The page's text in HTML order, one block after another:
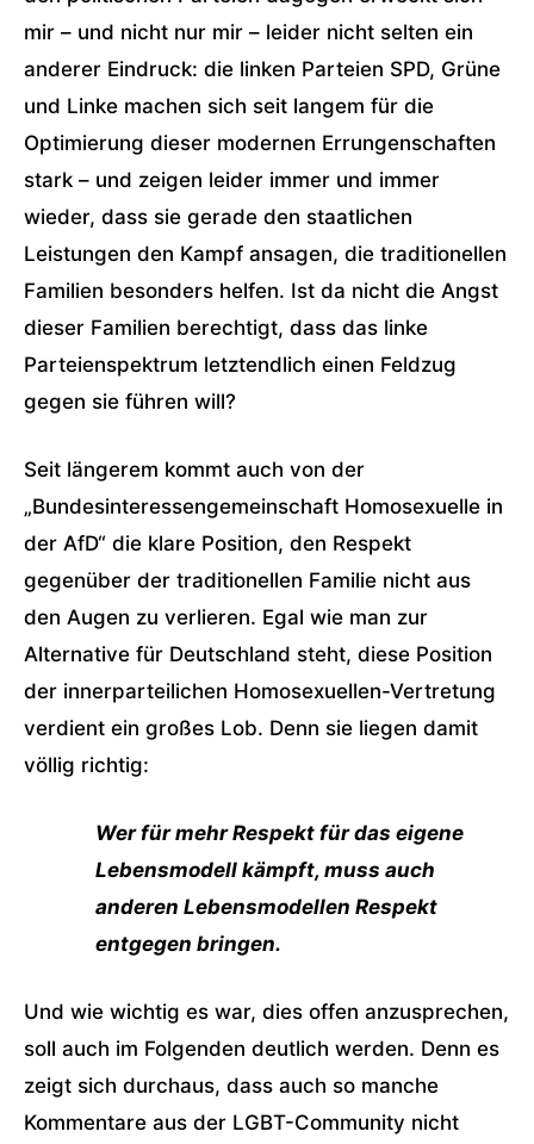
mir – und nicht nur mir – leider nicht selten ein
anderer Eindruck: die linken Parteien SPD, Grüne
und Linke machen sich seit langem für die
Optimierung dieser modernen Errungenschaften
stark – und zeigen leider immer und immer
wieder, dass sie gerade den staatlichen
Leistungen den Kampf ansagen, die traditionellen
Familien besonders helfen. Ist da nicht die Angst
dieser Familien berechtigt, dass das linke
Parteienspektrum letztendlich einen Feldzug
gegen sie führen will?
Seit längerem kommt auch von der
„Bundesinteressengemeinschaft Homosexuelle in
der AfD“ die klare Position, den Respekt
gegenüber der traditionellen Familie nicht aus
den Augen zu verlieren. Egal wie man zur
Alternative für Deutschland steht, diese Position
der innerparteilichen Homosexuellen-Vertretung
verdient ein großes Lob. Denn sie liegen damit
völlig richtig:
Wer für mehr Respekt für das eigene
Lebensmodell kämpft, muss auch
anderen Lebensmodellen Respekt
entgegen bringen.
Und wie wichtig es war, dies offen anzusprechen,
soll auch im Folgenden deutlich werden. Denn es
zeigt sich durchaus, dass auch so manche
Kommentare aus der LGBT-Community nicht